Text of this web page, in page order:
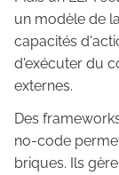
un modèle de
capacités
d'exécuter du
externes.
Des
no-code
briques. Ils